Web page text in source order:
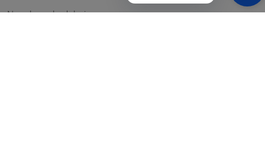
Nagykereskedelmi